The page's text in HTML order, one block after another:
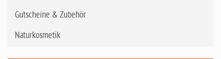
Gutscheine & Zubehör
Naturkosmetik